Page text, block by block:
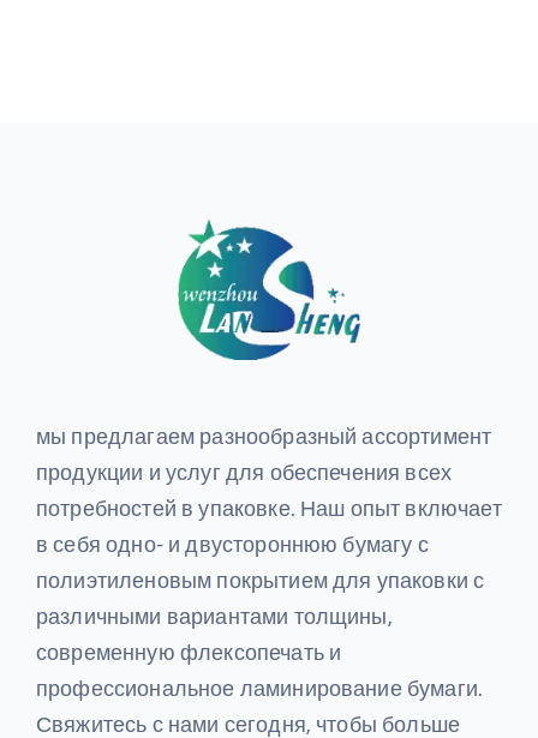
мы предлагаем разнообразный ассортимент
продукции и услуг для обеспечения всех
потребностей в упаковке. Наш опыт включает
в себя одно- и двустороннюю бумагу с
полиэтиленовым покрытием для упаковки с
различными вариантами толщины,
современную флексопечать и
профессиональное ламинирование бумаги.
Свяжитесь с нами сегодня, чтобы больше